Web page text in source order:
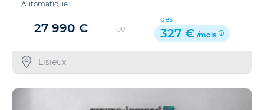
Automatique
27 990 € OU
dès
327 € /mois
Lisieux